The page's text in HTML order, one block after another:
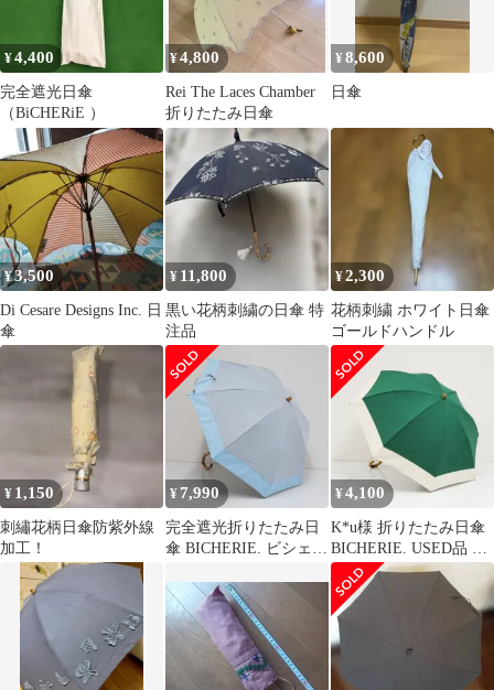
¥4,400
完全遮光日傘
（BiCHERiE ）
¥4,800
Rei The Laces Chamber
折りたたみ日傘
¥8,600
日傘
¥3,500
Di Cesare Designs Inc. 日
傘
¥ 11,800
黒い花柄刺繍の日傘 特
注品
¥2,300
花柄刺繍 ホワイト日傘
ゴールドハンドル
¥ 1,150
刺繡花柄日傘防紫外線
加工！
¥ 7,990
完全遮光折りたたみ日
傘 BICHERIE. ビシェリ
ップダンガリー ライト
ブルー コンビ 2段 50cm
FS9320
¥4,100
K*u様 折りたたみ日傘
BICHERIE. USED品 完
全遮光 ビシェリ 2